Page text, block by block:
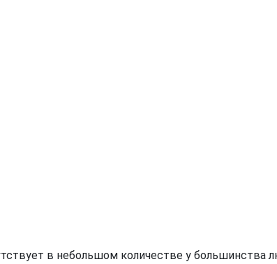
в небольшом количестве у большинства